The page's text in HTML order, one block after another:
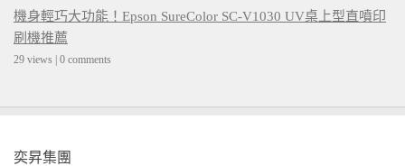
機身輕巧大功能！Epson SureColor SC-V1030 UV桌上型直噴印
刷機推薦
29 views | 0 comments
奕昇集團